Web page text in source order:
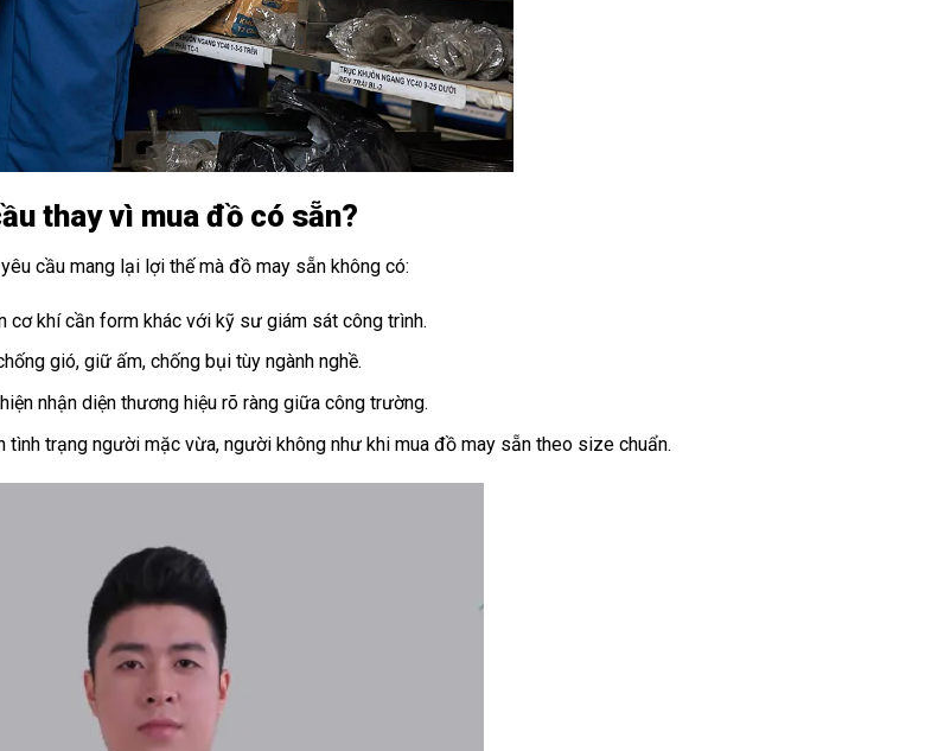
thay vì mua đồ có sẵn?
cầu mang lại lợi thế mà đồ may sẵn không có:
cơ khí cần form khác với kỹ sư giám sát công trình.
gió, giữ ấm, chống bụi tùy ngành nghề.
nhận diện thương hiệu rõ ràng giữa công trường.
tình trạng người mặc vừa, người không như khi mua đồ may sẵn theo size chuẩn.